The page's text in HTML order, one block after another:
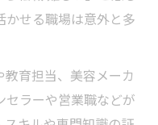
かせる職場は意外と多
育担当、美容メーカ
セラーや営業職などが